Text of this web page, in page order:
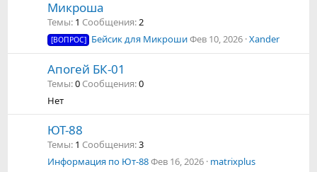
Микроша
Темы 1 Сообщения 2
[ВОПРОС] Бейсик для МикрошиФев 10, 2026 Xander
Апогей БК-01
Темы 0 Сообщения 0
Нет
ЮТ-88
Темы 1 Сообщения 3
Информация по Ют-88Фев 16, 2026 matrixplus